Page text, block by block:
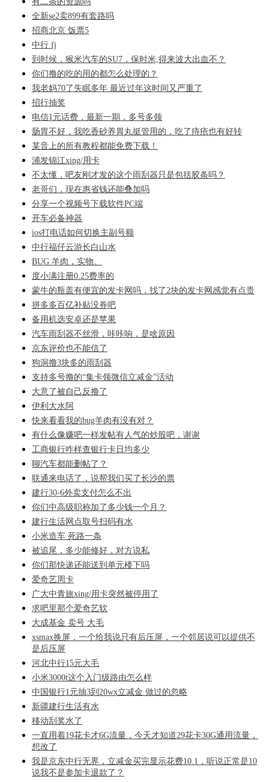
全新se2卖899有套路吗
招商北京 饭票5
中行 fj
到时候，猴米汽车的SU7，保时米,得来波大出血不？
你们撸的吃的用的都怎么处理的？
我老妈70了失眠多年 最近过年这时间又严重了
招行抽奖
电信1元话费，最新一期，多号多领
肠胃不好，我吃香砂养胃丸挺管用的，吃了痔疮也有好转
某音上的所有教程都能免费下载！
浦发锦江xing/用卡
不太懂，吧友刚才发的这个雨刮器只是包括胶条吗？
老哥们，现在惠省钱还能叠加吗
分享一个视频号下载软件PC端
开车必备神器
ios打电话如何切换主副号额
中行福仔云游长白山水
BUG 羊肉，实物。
度小满注册0.25费率的
蒙牛的瓶盖有便宜的发卡网吗，找了2块的发卡网感觉有点贵
拼多多百亿补贴没券吧
备用机选安卓还是苹果
汽车雨刮器不丝滑，咔咔响，是啥原因
京东评价也不能信了
狗洞撸3块多的雨刮器
支持多号撸的“集卡领微信立减金”活动
大意了被自己反撸了
伊利大水阿
快来看看我的bug羊肉有没有对？
有什么像赚吧一样发帖有人气的炒股吧，谢谢
工商银行咋样查银行卡日均多少
聊汽车都能删帖了？
联通来电话了，说帮我们买了长沙的票
建行30-6外卖支付怎么不出
你们中高级职称加了多少钱一个月？
建行生活网点取号扫码有水
小米造车 死路一条
被追尾，多少能修好，对方说私
你们那快递还能送到单元楼下吗
爱奇艺周卡
广大中青旅xing/用卡突然被停用了
求吧里那个爱奇艺软
大成基金 卖号 大毛
xsmax换屏，一个给我说只有后压屏，一个邻居说可以提供不
是后压屏
河北中行15元大毛
小米3000t这个入门级路由怎么样
中国银行1元抽3到20wx立减金 做过的忽略
新疆建行生活有水
移动刮奖水了
一直用着19花卡才6G流量，今天才知道29花卡30G通用流量，
想改了
我是京东中行无界，立减金买完显示花费10.1，听说正常是10
说我不是参加卡退款了？